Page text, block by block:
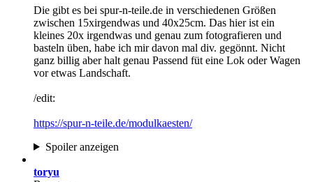
Die gibt es bei spur-n-teile.de in verschiedenen Größen
zwischen 15xirgendwas und 40x25cm. Das hier ist ein
kleines 20x irgendwas und genau zum fotografieren und
basteln üben, habe ich mir davon mal div. gegönnt. Nicht
ganz billig aber halt genau Passend füt eine Lok oder Wagen
vor etwas Landschaft.
/edit:
https://spur-n-teile.de/modulkaesten/
Spoiler anzeigen
toryu